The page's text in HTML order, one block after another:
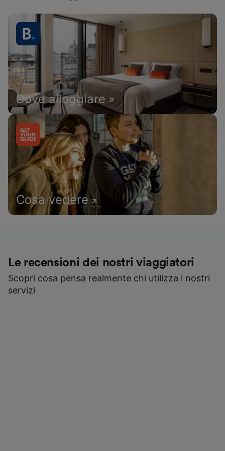
Dove alloggiare
Cosa vedere
Le recensioni dei nostri viaggiatori
Scopri cosa pensa realmente chi utilizza i nostri
servizi